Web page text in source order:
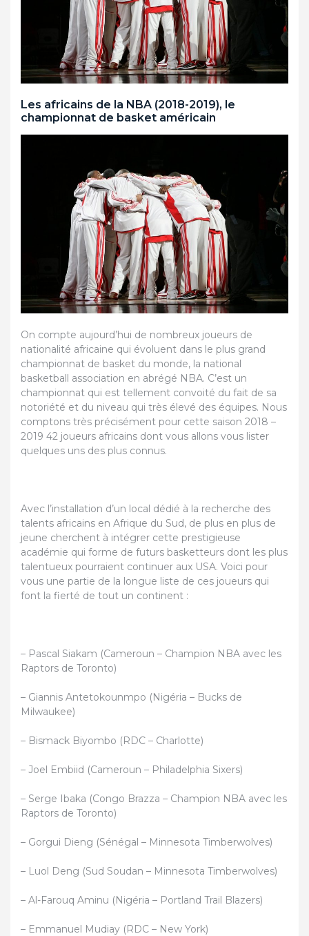
Les africains de la NBA (2018-2019), le
championnat de basket américain
On compte aujourd’hui de nombreux joueurs de
nationalité africaine qui évoluent dans le plus grand
championnat de basket du monde, la national
basketball association en abrégé NBA. C’est un
championnat qui est tellement convoité du fait de sa
notoriété et du niveau qui très élevé des équipes. Nous
comptons très précisément pour cette saison 2018 –
2019 42 joueurs africains dont vous allons vous lister
quelques uns des plus connus.
Avec l’installation d’un local dédié à la recherche des
talents africains en Afrique du Sud, de plus en plus de
jeune cherchent à intégrer cette prestigieuse
académie qui forme de futurs basketteurs dont les plus
talentueux pourraient continuer aux USA. Voici pour
vous une partie de la longue liste de ces joueurs qui
font la fierté de tout un continent :
– Pascal Siakam (Cameroun – Champion NBA avec les
Raptors de Toronto)
– Giannis Antetokounmpo (Nigéria – Bucks de
Milwaukee)
– Bismack Biyombo (RDC – Charlotte)
– Joel Embiid (Cameroun – Philadelphia Sixers)
– Serge Ibaka (Congo Brazza – Champion NBA avec les
Raptors de Toronto)
– Gorgui Dieng (Sénégal – Minnesota Timberwolves)
– Luol Deng (Sud Soudan – Minnesota Timberwolves)
– Al-Farouq Aminu (Nigéria – Portland Trail Blazers)
– Emmanuel Mudiay (RDC – New York)